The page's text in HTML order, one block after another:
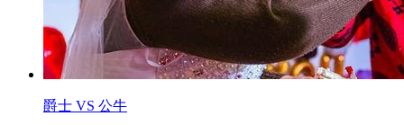
爵士 VS 公牛